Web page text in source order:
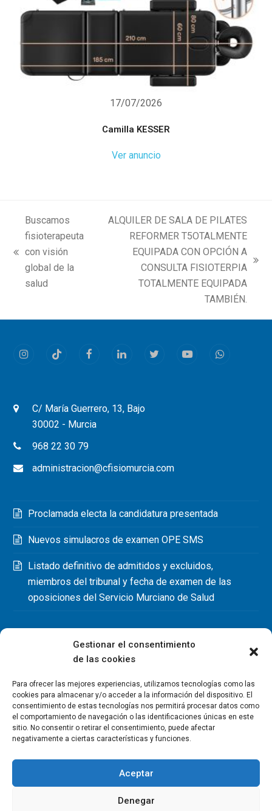
Gestionar el consentimiento
de las cookies
Para ofrecer las mejores experiencias, utilizamos tecnologías como las
cookies para almacenar y/o acceder a la información del dispositivo. El
consentimiento de estas tecnologías nos permitirá procesar datos como
el comportamiento de navegación o las identificaciones únicas en este
sitio. No consentir o retirar el consentimiento, puede afectar
negativamente a ciertas características y funciones.
Aceptar
Denegar
17/07/2026
Camilla KESSER
Ver anuncio
previous
post:
Buscamos
fisioterapeuta
con visión
global de la
salud
ALQUILER DE SALA DE PILATES
REFORMER T5OTALMENTE
EQUIPADA CON OPCIÓN A
CONSULTA FISIOTERPIA
TOTALMENTE EQUIPADA
TAMBIÉN.
InstagramTiktok FacebookLinkedInTwitterYoutubeWhatsapp
C/ María Guerrero, 13, Bajo
30002 - Murcia
968 22 30 79
administracion@cfisiomurcia.com
Proclamada electa la candidatura presentada
Nuevos simulacros de examen OPE SMS
Listado definitivo de admitidos y excluidos,
miembros del tribunal y fecha de examen de las
oposiciones del Servicio Murciano de Salud
Copyright Colegio Oficial de Fisioterapeutas de la Región de